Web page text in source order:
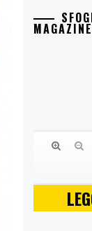
MAGAZINE